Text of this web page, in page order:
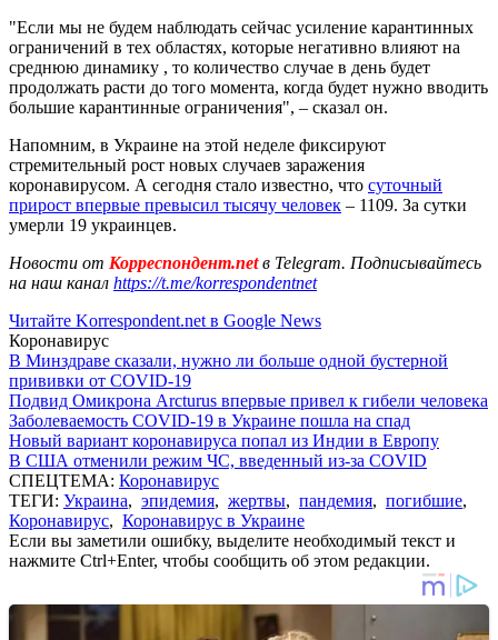
"Если мы не будем наблюдать сейчас усиление карантинных
ограничений в тех областях, которые негативно влияют на
среднюю динамику , то количество случае в день будет
продолжать расти до того момента, когда будет нужно вводить
большие карантинные ограничения", – сказал он.
Напомним, в Украине на этой неделе фиксируют
стремительный рост новых случаев заражения
коронавирусом. А сегодня стало известно, что суточный
прирост впервые превысил тысячу человек – 1109. За сутки
умерли 19 украинцев.
Новости от Корреспондент.netв Telegram. Подписывайтесь
на наш канал https://t.me/korrespondentnet
Читайте Korrespondent.net в Google News
Коронавирус
В Минздраве сказали, нужно ли больше одной бустерной
прививки от COVID-19
Подвид Омикрона Arcturus впервые привел к гибели человека
Заболеваемость COVID-19 в Украине пошла на спад
Новый вариант коронавируса попал из Индии в Европу
В США отменили режим ЧС, введенный из-за COVID
СПЕЦТЕМА: Коронавирус
ТЕГИ: Украина, эпидемия, жертвы, пандемия, погибшие,
Коронавирус, Коронавирус в Украине
Если вы заметили ошибку, выделите необходимый текст и
нажмите Ctrl+Enter, чтобы сообщить об этом редакции.